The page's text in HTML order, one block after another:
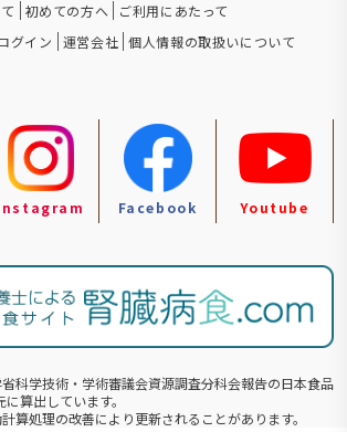
初めての方へ
ご利用にあたって
グイン 運営会社 個人情報の取扱いについて
Facebook Youtube
科学技術・学術審議会資源調査分科会報告の⽇本食品
算出しています。
算処理の改善により更新されることがあります。